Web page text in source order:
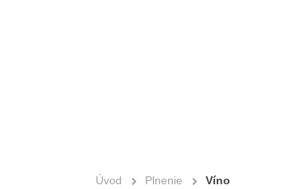
Úvod Plnenie Víno